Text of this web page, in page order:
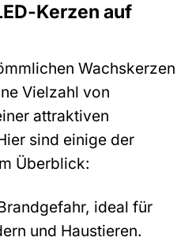
Kerzen auf
Wachskerzen
Vielzahl von
attraktiven
sind einige der
Überblick:
ideal für
und Haustieren.